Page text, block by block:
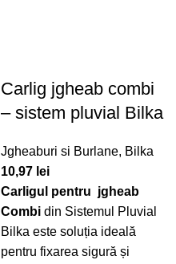
Carlig jgheab combi
– sistem pluvial Bilka
Jgheaburi si Burlane, Bilka
10,97 lei
Carligul pentru jgheab
Combi din Sistemul Pluvial
Bilka este soluția ideală
pentru fixarea sigură și